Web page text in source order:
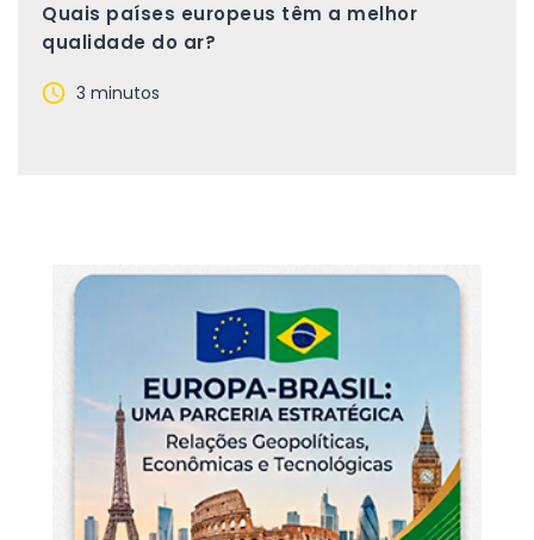
Quais países europeus têm a melhor
qualidade do ar?
3 minutos